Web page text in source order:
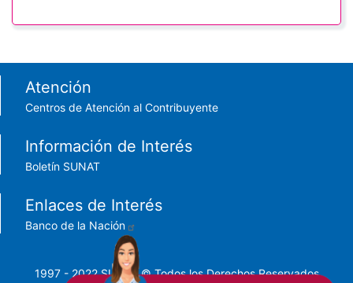
Footer menu
Atención
Centros de Atención al Contribuyente
Información de Interés
Boletín SUNAT
Enlaces de Interés
Banco de la Nación
1997 - 2022 SUNAT © Todos los Derechos Reservados